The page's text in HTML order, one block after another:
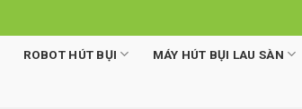
ROBOT HÚT BỤI MÁY HÚT BỤI LAU SÀN